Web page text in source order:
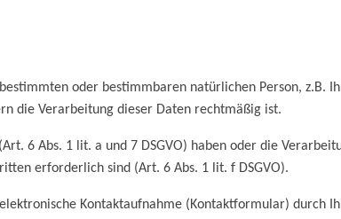
oder bestimmbaren natürlichen Person, z.B.
die Verarbeitung dieser Daten rechtmäßig ist.
6 Abs. 1 lit. a und 7 DSGVO) haben oder die
erforderlich sind (Art. 6 Abs. 1 lit. f DSGVO).
Kontaktaufnahme (Kontaktformular) durch